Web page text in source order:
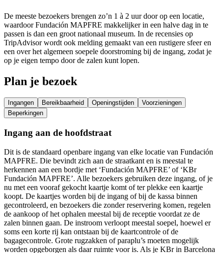
De meeste bezoekers brengen zo’n 1 à 2 uur door op een locatie,
waardoor Fundación MAPFRE makkelijker in een halve dag in te
passen is dan een groot nationaal museum. In de recensies op
TripAdvisor wordt ook melding gemaakt van een rustigere sfeer en
een over het algemeen soepele doorstroming bij de ingang, zodat je
op je eigen tempo door de zalen kunt lopen.
Plan je bezoek
Ingangen Bereikbaarheid Openingstijden
Voorzieningen
Beperkingen
Ingang aan de hoofdstraat
Dit is de standaard openbare ingang van elke locatie van Fundación
MAPFRE. Die bevindt zich aan de straatkant en is meestal te
herkennen aan een bordje met ‘Fundación MAPFRE’ of ‘KBr
Fundación MAPFRE’. Alle bezoekers gebruiken deze ingang, of je
nu met een vooraf gekocht kaartje komt of ter plekke een kaartje
koopt. De kaartjes worden bij de ingang of bij de kassa binnen
gecontroleerd, en bezoekers die zonder reservering komen, regelen
de aankoop of het ophalen meestal bij de receptie voordat ze de
zalen binnen gaan. De instroom verloopt meestal soepel, hoewel er
soms een korte rij kan ontstaan bij de kaartcontrole of de
bagagecontrole. Grote rugzakken of paraplu’s moeten mogelijk
worden opgeborgen als daar ruimte voor is. Als je KBr in Barcelona